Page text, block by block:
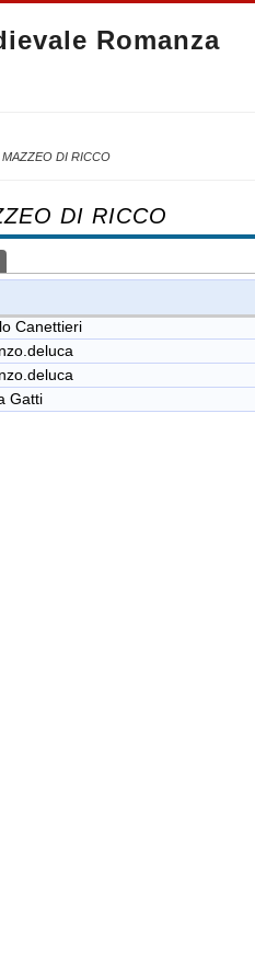
Romanza
MAZZEO DI RICCO
DI RICCO
Canettieri
Gatti